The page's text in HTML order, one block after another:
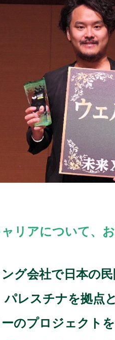
リアについて、お
グ会社で日本の
パレスチナを拠点
のプロジェクト